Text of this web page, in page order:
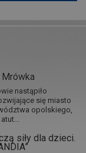
nastąpiło
się miasto
opolskiego,
siły dla dzieci.